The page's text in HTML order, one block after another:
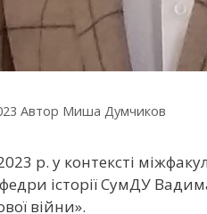
Автор Миша Думчиков
р. у контексті
історії СумДУ
війни».